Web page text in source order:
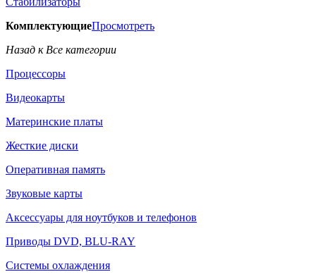
КомплектующиеПросмотреть
Назад к Все категории
Процессоры
Видеокарты
Материнские платы
Жесткие диски
Оперативная память
Звуковые карты
Аксессуары для ноутбуков и телефонов
Приводы DVD, BLU-RAY
Системы охлаждения